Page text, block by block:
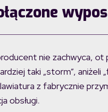
nie zachwyca, ot
taki „storm”, aniżeli
z fabrycznie
obsługi.